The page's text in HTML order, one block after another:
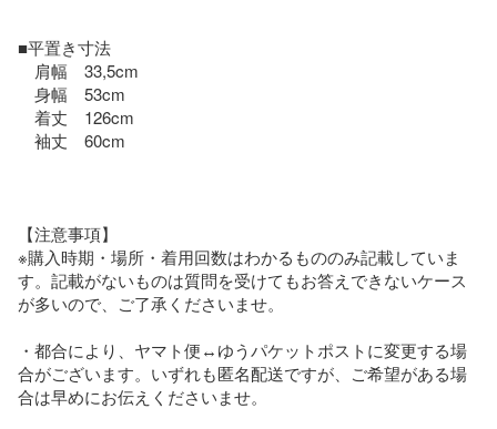
■平置き寸法
肩幅　33,5cm
身幅　53cm
着丈　126cm
袖丈　60cm
【注意事項】
※購入時期・場所・着用回数はわかるもののみ記載していま
す。記載がないものは質問を受けてもお答えできないケース
が多いので、ご了承くださいませ。
・都合により、ヤマト便↔︎ゆうパケットポストに変更する場
合がございます。いずれも匿名配送ですが、ご希望がある場
合は早めにお伝えくださいませ。